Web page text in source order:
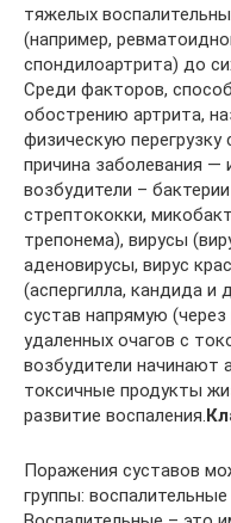
тяжелых
(например,
спондилоартрита) до
Среди факторов,
обострению артрита,
физическую перегрузку
причина заболевания
возбудители –
стрептококки,
трепонема), вирусы
аденовирусы, вирус
(аспергилла, кандида и
сустав напрямую (через
удаленных очагов с
возбудители начинают
токсичные продукты
развитие воспаления.
Поражения суставов
группы: